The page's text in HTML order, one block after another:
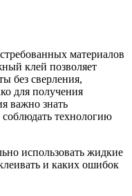
материалов
клей позволяет
без сверления,
для получения
важно знать
технологию
использовать жидкие
и каких ошибок